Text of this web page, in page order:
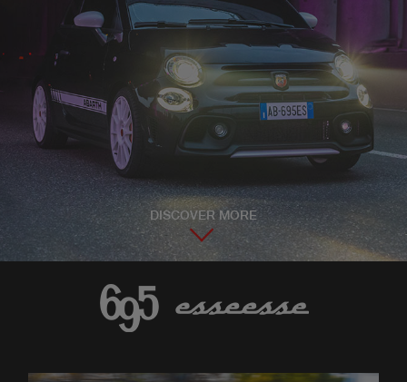
DISCOVER MORE